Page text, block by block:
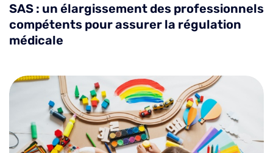
SAS : un élargissement des professionnels
compétents pour assurer la régulation
médicale